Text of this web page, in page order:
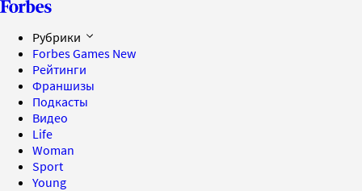
Рубрики
Forbes Games New
Рейтинги
Франшизы
Подкасты
Видео
Life
Woman
Sport
Young